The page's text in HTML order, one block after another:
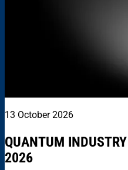
13 October 2026
QUANTUM
2026